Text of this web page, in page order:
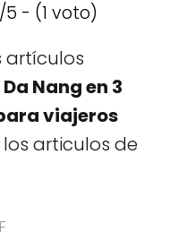
5 - (1 voto)
artículos
Nang en 3
viajeros
articulos de